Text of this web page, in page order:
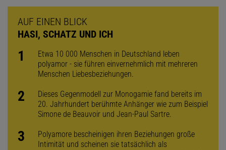
AUF EINEN BLICK
HASI, SCHATZ UND ICH
Etwa 10 000 Menschen in Deutschland leben
polyamor - sie führen einvernehmlich mit mehreren
Menschen Liebesbeziehungen.
Dieses Gegenmodell zur Monogamie fand bereits im
20. Jahrhundert berühmte Anhänger wie zum Beispiel
Simone de Beauvoir und Jean-Paul Sartre.
Polyamore beschei­nigen ihren Beziehun­gen große
Intimität und scheinen sie tatsächlich als